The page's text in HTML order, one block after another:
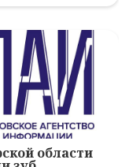
области